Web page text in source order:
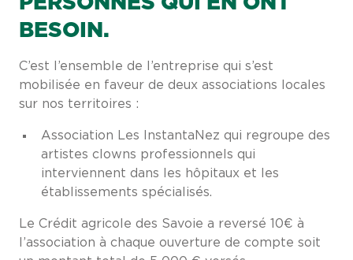
BESOIN.
C’est l’ensemble de l’entreprise qui s’est
mobilisée en faveur de deux associations locales
sur nos territoires :
Association Les InstantaNez qui regroupe des
artistes clowns professionnels qui
interviennent dans les hôpitaux et les
établissements spécialisés.
Le Crédit agricole des Savoie a reversé 10€ à
l’association à chaque ouverture de compte soit